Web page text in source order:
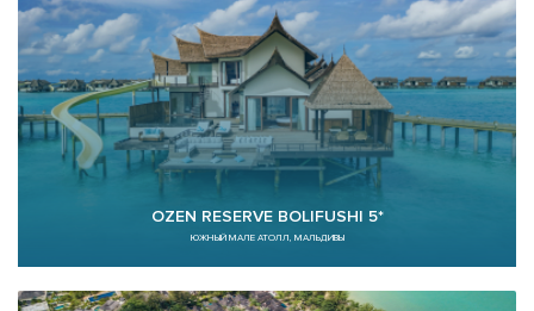
OZEN RESERVE BOLIFUSHI 5*
ЮЖНЫЙ МАЛЕ АТОЛЛ, МАЛЬДИВЫ